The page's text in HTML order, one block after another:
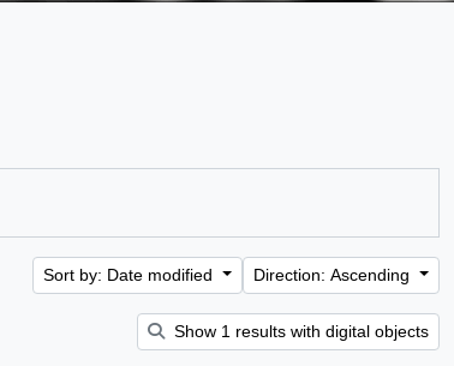
Sort by: Date modified Direction: Ascending
Show 1 results with digital objects